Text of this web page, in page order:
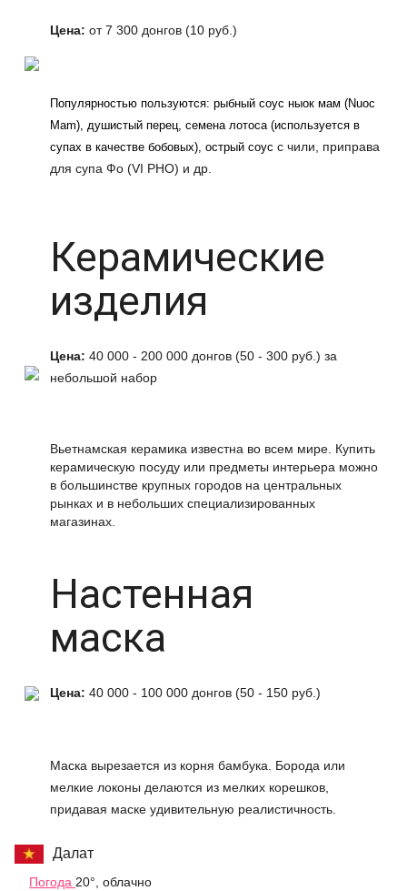
Цена: от 7 300 донгов (10 руб.)
Популярностью пользуются: рыбный соус ныок мам (Nuoc
Mam), душистый перец, семена лотоса (используется в
супах в качестве бобовых), острый соус с чили, приправа
для супа Фо (VI PHO) и др.
Керамические
изделия
Цена: 40 000 - 200 000 донгов (50 - 300 руб.) за
небольшой набор
Вьетнамская керамика известна во всем мире. Купить
керамическую посуду или предметы интерьера можно
в большинстве крупных городов на центральных
рынках и в небольших специализированных
магазинах.
Настенная
маска
Цена: 40 000 - 100 000 донгов (50 - 150 руб.)
Маска вырезается из корня бамбука. Борода или
мелкие локоны делаются из мелких корешков,
придавая маске удивительную реалистичность.
Далат
Погода 20°, облачно